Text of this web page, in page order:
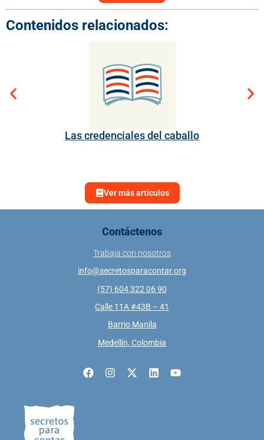
Contenidos relacionados:
Las credenciales del caballo
Ver más artículos
Contáctenos
Trabaja con nosotros
info@secretosparacontar.org
(57) 604 322 06 90
Calle 11A #43B – 41
Barrio Manila
Medellín, Colombia